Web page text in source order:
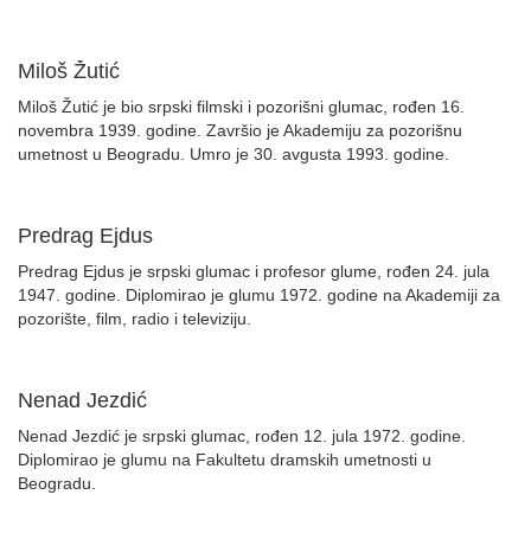
Miloš Žutić
Miloš Žutić je bio srpski filmski i pozorišni glumac, rođen 16.
novembra 1939. godine. Završio je Akademiju za pozorišnu
umetnost u Beogradu. Umro je 30. avgusta 1993. godine.
Predrag Ejdus
Predrag Ejdus je srpski glumac i profesor glume, rođen 24. jula
1947. godine. Diplomirao je glumu 1972. godine na Akademiji za
pozorište, film, radio i televiziju.
Nenad Jezdić
Nenad Jezdić je srpski glumac, rođen 12. jula 1972. godine.
Diplomirao je glumu na Fakultetu dramskih umetnosti u
Beogradu.